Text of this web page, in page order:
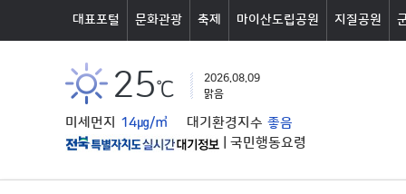
대표포털 문화관광 축제 마이산도립공원 지질공원
25℃
2026.08.09
맑음
미세먼지 14㎍/㎥ 대기환경지수 좋음
국민행동요령